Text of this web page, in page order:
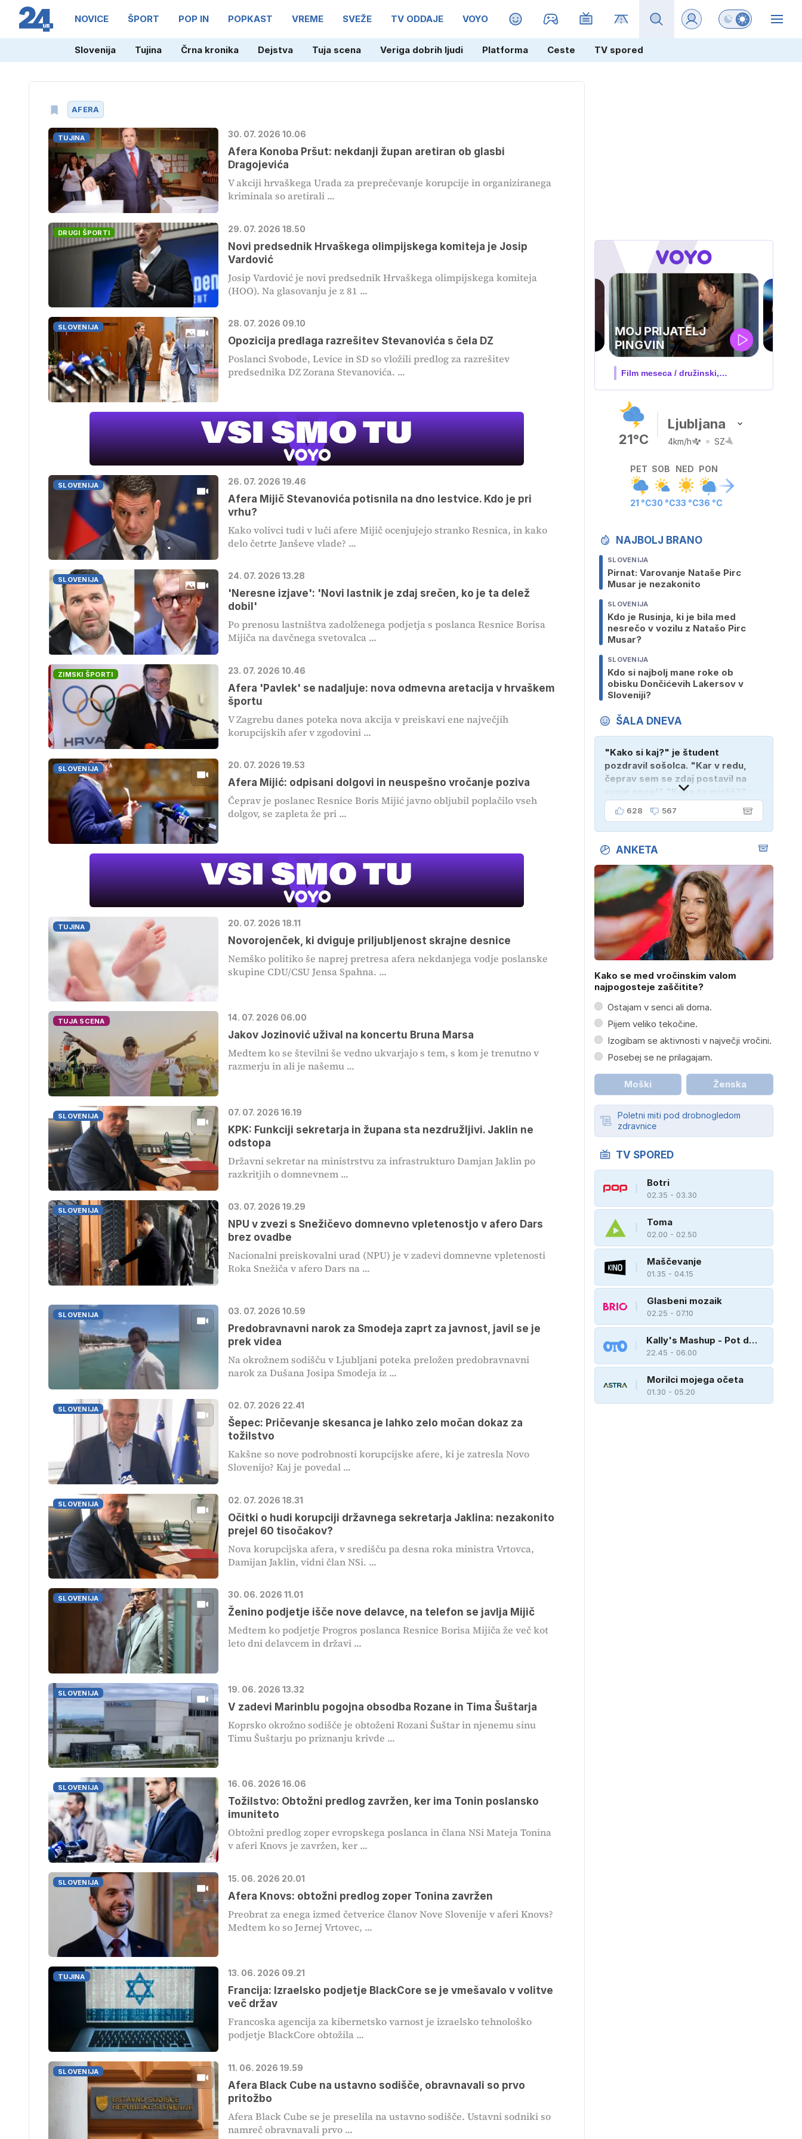
NOVICE ŠPORT POP IN POPKAST VREME SVEŽE TV ODDAJE VOYO MAGAZIN Preklopi barvni
Slovenija Tujina Črna kronika Dejstva Tuja scena Veriga dobrih ljudi Platforma Ceste TV spored
AFERA
TUJINA 30. 07. 2026 10.06
Afera Konoba Pršut: nekdanji župan aretiran ob glasbi
Dragojevića
V akciji hrvaškega Urada za preprečevanje korupcije in organiziranega
kriminala so aretirali ...
DRUGI ŠPORTI 29. 07. 2026 18.50
Novi predsednik Hrvaškega olimpijskega komiteja je Josip
Vardović
Josip Vardović je novi predsednik Hrvaškega olimpijskega komiteja
(HOO). Na glasovanju je z 81 ...
SLOVENIJA 28. 07. 2026 09.10
Opozicija predlaga razrešitev Stevanovića s čela DZ
Poslanci Svobode, Levice in SD so vložili predlog za razrešitev
predsednika DZ Zorana Stevanovića. ...
SLOVENIJA 26. 07. 2026 19.46
Afera Mijič Stevanovića potisnila na dno lestvice. Kdo je pri
vrhu?
Kako volivci tudi v luči afere Mijič ocenjujejo stranko Resnica, in kako
delo četrte Janševe vlade? ...
SLOVENIJA 24. 07. 2026 13.28
'Neresne izjave': 'Novi lastnik je zdaj srečen, ko je ta delež
dobil'
Po prenosu lastništva zadolženega podjetja s poslanca Resnice Borisa
Mijiča na davčnega svetovalca ...
ZIMSKI ŠPORTI 23. 07. 2026 10.46
Afera 'Pavlek' se nadaljuje: nova odmevna aretacija v hrvaškem
športu
V Zagrebu danes poteka nova akcija v preiskavi ene največjih
korupcijskih afer v zgodovini ...
SLOVENIJA 20. 07. 2026 19.53
Afera Mijić: odpisani dolgovi in neuspešno vročanje poziva
Čeprav je poslanec Resnice Boris Mijić javno obljubil poplačilo vseh
dolgov, se zapleta že pri ...
TUJINA 20. 07. 2026 18.11
Novorojenček, ki dviguje priljubljenost skrajne desnice
Nemško politiko še naprej pretresa afera nekdanjega vodje poslanske
skupine CDU/CSU Jensa Spahna. ...
TUJA SCENA 14. 07. 2026 06.00
Jakov Jozinović užival na koncertu Bruna Marsa
Medtem ko se številni še vedno ukvarjajo s tem, s kom je trenutno v
razmerju in ali je našemu ...
SLOVENIJA 07. 07. 2026 16.19
KPK: Funkciji sekretarja in župana sta nezdružljivi. Jaklin ne
odstopa
Državni sekretar na ministrstvu za infrastrukturo Damjan Jaklin po
razkritjih o domnevnem ...
SLOVENIJA 03. 07. 2026 19.29
NPU v zvezi s Snežičevo domnevno vpletenostjo v afero Dars
brez ovadbe
Nacionalni preiskovalni urad (NPU) je v zadevi domnevne vpletenosti
Roka Snežiča v afero Dars na ...
SLOVENIJA 03. 07. 2026 10.59
Predobravnavni narok za Smodeja zaprt za javnost, javil se je
prek videa
Na okrožnem sodišču v Ljubljani poteka preložen predobravnavni
narok za Dušana Josipa Smodeja iz ...
SLOVENIJA 02. 07. 2026 22.41
Šepec: Pričevanje skesanca je lahko zelo močan dokaz za
tožilstvo
Kakšne so nove podrobnosti korupcijske afere, ki je zatresla Novo
Slovenijo? Kaj je povedal ...
SLOVENIJA 02. 07. 2026 18.31
Očitki o hudi korupciji državnega sekretarja Jaklina: nezakonito
prejel 60 tisočakov?
Nova korupcijska afera, v središču pa desna roka ministra Vrtovca,
Damijan Jaklin, vidni član NSi. ...
SLOVENIJA 30. 06. 2026 11.01
Ženino podjetje išče nove delavce, na telefon se javlja Mijič
Medtem ko podjetje Progros poslanca Resnice Borisa Mijiča že več kot
leto dni delavcem in državi ...
SLOVENIJA 19. 06. 2026 13.32
V zadevi Marinblu pogojna obsodba Rozane in Tima Šuštarja
Koprsko okrožno sodišče je obtoženi Rozani Šuštar in njenemu sinu
Timu Šuštarju po priznanju krivde ...
SLOVENIJA 16. 06. 2026 16.06
Tožilstvo: Obtožni predlog zavržen, ker ima Tonin poslansko
imuniteto
Obtožni predlog zoper evropskega poslanca in člana NSi Mateja Tonina
v aferi Knovs je zavržen, ker ...
SLOVENIJA 15. 06. 2026 20.01
Afera Knovs: obtožni predlog zoper Tonina zavržen
Preobrat za enega izmed četverice članov Nove Slovenije v aferi Knovs?
Medtem ko so Jernej Vrtovec, ...
TUJINA 13. 06. 2026 09.21
Francija: Izraelsko podjetje BlackCore se je vmešavalo v volitve
več držav
Francoska agencija za kibernetsko varnost je izraelsko tehnološko
podjetje BlackCore obtožila ...
SLOVENIJA 11. 06. 2026 19.59
Afera Black Cube na ustavno sodišče, obravnavali so prvo
pritožbo
Afera Black Cube se je preselila na ustavno sodišče. Ustavni sodniki so
namreč obravnavali prvo ...
PINGVIN
21°C
Ljubljana
4km/h SZ
PET
21 °C
SOB
30 °C
NED
33 °C
PON
36 °C
NAJBOLJ BRANO
SLOVENIJA
Pirnat: Varovanje Nataše Pirc
Musar je nezakonito
SLOVENIJA
Kdo je Rusinja, ki je bila med
nesrečo v vozilu z Natašo Pirc
Musar?
SLOVENIJA
Kdo si najbolj mane roke ob
obisku Dončićevih Lakersov v
Sloveniji?
ŠALA DNEVA
"Kako si kaj?" je študent
pozdravil sošolca. "Kar v redu,
čeprav sem se zdaj postavil na
svoje noge!" "Kako to misliš?"
"Oče mi je vzel avto!"
628 567
ANKETA
Kako se med vročinskim valom
najpogosteje zaščitite?
Ostajam v senci ali doma.
Pijem veliko tekočine.
Izogibam se aktivnosti v največji vročini.
Posebej se ne prilagajam.
Moški Ženska
Poletni miti pod drobnogledom
zdravnice
TV SPORED
Botri
02.35 - 03.30
Toma
02.00 - 02.50
Maščevanje
01.35 - 04.15
Glasbeni mozaik
02.25 - 07.10
Kally's Mashup - Pot do
zvezde
22.45 - 06.00
Morilci mojega očeta
01.30 - 05.20